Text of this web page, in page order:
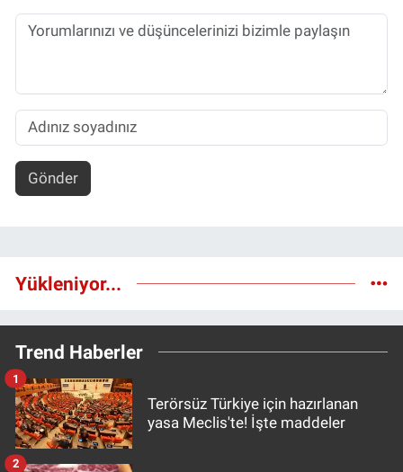
Gönder
Yükleniyor...
Trend Haberler
Terörsüz Türkiye için hazırlanan
yasa Meclis'te! İşte maddeler
1
2